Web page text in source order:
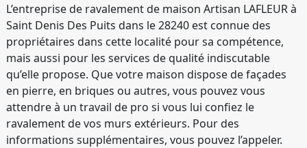
L’entreprise de ravalement de maison Artisan LAFLEUR à
Saint Denis Des Puits dans le 28240 est connue des
propriétaires dans cette localité pour sa compétence,
mais aussi pour les services de qualité indiscutable
qu’elle propose. Que votre maison dispose de façades
en pierre, en briques ou autres, vous pouvez vous
attendre à un travail de pro si vous lui confiez le
ravalement de vos murs extérieurs. Pour des
informations supplémentaires, vous pouvez l’appeler.